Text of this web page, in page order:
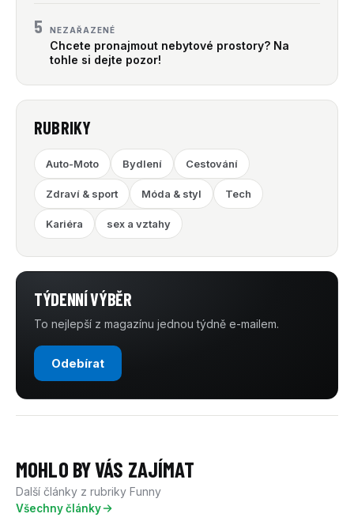
5 NEZAŘAZENÉ
Chcete pronajmout nebytové prostory? Na
tohle si dejte pozor!
RUBRIKY
Auto-Moto Bydlení Cestování
Zdraví & sport Móda & styl Tech
Kariéra sex a vztahy
TÝDENNÍ VÝBĚR
To nejlepší z magazínu jednou týdně e-mailem.
Odebírat
MOHLO BY VÁS ZAJÍMAT
Další články z rubriky Funny
Všechny články